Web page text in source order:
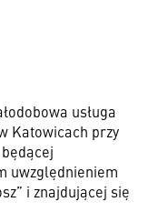
usługa
Katowicach przy
uwzględnieniem
i znajdującej się